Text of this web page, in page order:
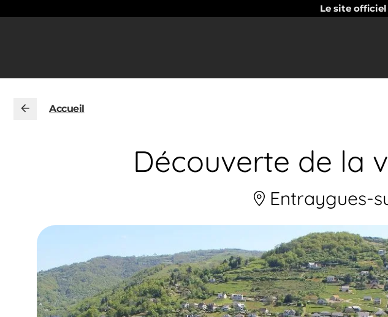
Le site
Accueil
Découverte de la
Entraygues-